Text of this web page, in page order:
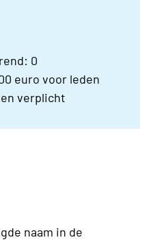
0
euro voor leden
verplicht
naam in de